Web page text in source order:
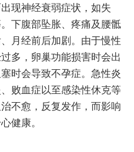
现神经衰弱症状，如失
下腹部坠胀、疼痛及腰骶
月经前后加剧。由于慢性
多，卵巢功能损害时会出
时会导致不孕症。急性炎
败血症以至感染性休克等
不愈，反复发作，而影响
健康。